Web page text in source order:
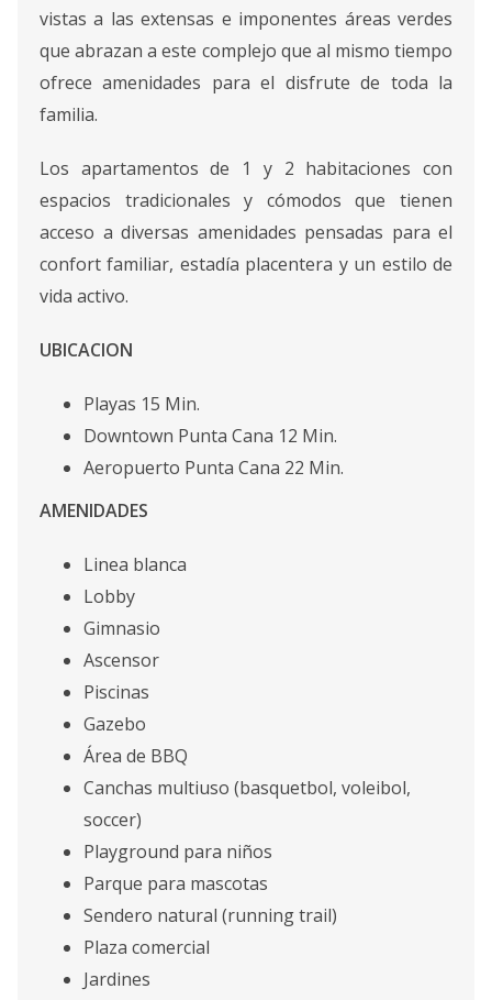
vistas a las extensas e imponentes áreas verdes
que abrazan a este complejo que al mismo tiempo
ofrece amenidades para el disfrute de toda la
familia.
Los apartamentos de 1 y 2 habitaciones con
espacios tradicionales y cómodos que tienen
acceso a diversas amenidades pensadas para el
confort familiar, estadía placentera y un estilo de
vida activo.
UBICACION
Playas 15 Min.
Downtown Punta Cana 12 Min.
Aeropuerto Punta Cana 22 Min.
AMENIDADES
Linea blanca
Lobby
Gimnasio
Ascensor
Piscinas
Gazebo
Área de BBQ
Canchas multiuso (basquetbol, voleibol,
soccer)
Playground para niños
Parque para mascotas
Sendero natural (running trail)
Plaza comercial
Jardines